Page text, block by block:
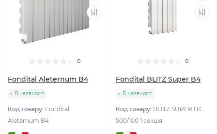
0
Fondital Aleternum B4
В наявності
Код товару: Fondital
Aleternum B4
0
Fondital BLITZ Super B4
В наявності
Код товару: BLITZ SUPER B4
500/100 1 секція